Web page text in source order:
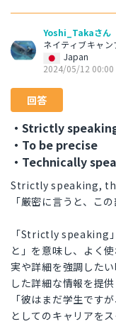
Yoshi_Takaさん
ネイティブキャ
Japan
2024/05/12 00:00
回答
・Strictly
・To be precise
・Technically
Strictly speaking,
「厳密に言うと、こ
「Strictly speaking
と」を意味し、よく
実や詳細を強調した
した詳細な情報を提
「彼はまだ学生で
としてのキャリアを